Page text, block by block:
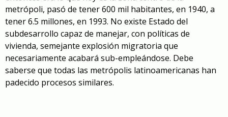
metrópoli, pasó de tener 600 mil habitantes, en 1940, a
tener 6.5 millones, en 1993. No existe Estado del
subdesarrollo capaz de manejar, con políticas de
vivienda, semejante explosión migratoria que
necesariamente acabará sub-empleándose. Debe
saberse que todas las metrópolis latinoamericanas han
padecido procesos similares.